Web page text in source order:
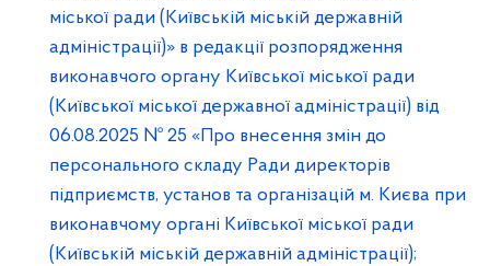
міської ради (Київській міській державній
адміністрації)» в редакції розпорядження
виконавчого органу Київської міської ради
(Київської міської державної адміністрації) від
06.08.2025 № 25 «Про внесення змін до
персонального складу Ради директорів
підприємств, установ та організацій м. Києва при
виконавчому органі Київської міської ради
(Київській міській державній адміністрації);